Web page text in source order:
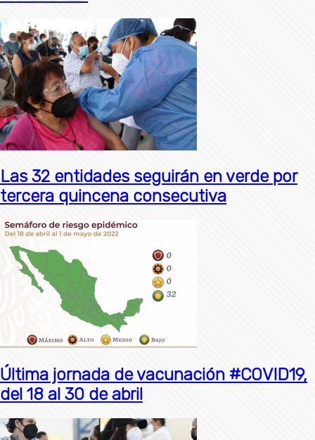
Las 32 entidades seguirán en verde por
tercera quincena consecutiva
Última jornada de vacunación #COVID19,
del 18 al 30 de abril